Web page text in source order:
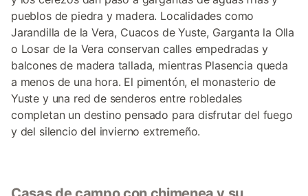
pueblos de piedra y madera. Localidades como
Jarandilla de la Vera, Cuacos de Yuste, Garganta la Olla
o Losar de la Vera conservan calles empedradas y
balcones de madera tallada, mientras Plasencia queda
a menos de una hora. El pimentón, el monasterio de
Yuste y una red de senderos entre robledales
completan un destino pensado para disfrutar del fuego
y del silencio del invierno extremeño.